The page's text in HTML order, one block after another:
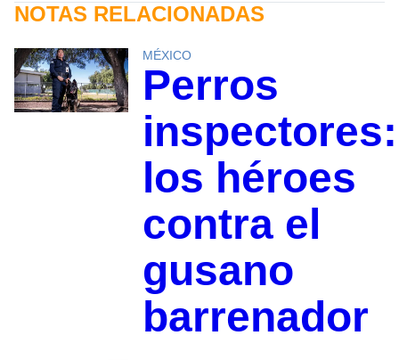
NOTAS RELACIONADAS
MÉXICO
Perros
inspectores:
los héroes
contra el
gusano
barrenador